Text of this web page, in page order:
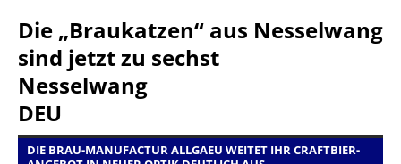
Die „Braukatzen“ aus Nesselwang
sind jetzt zu sechst
Nesselwang
DEU
DIE BRAU-MANUFACTUR ALLGAEU WEITET IHR CRAFTBIER-